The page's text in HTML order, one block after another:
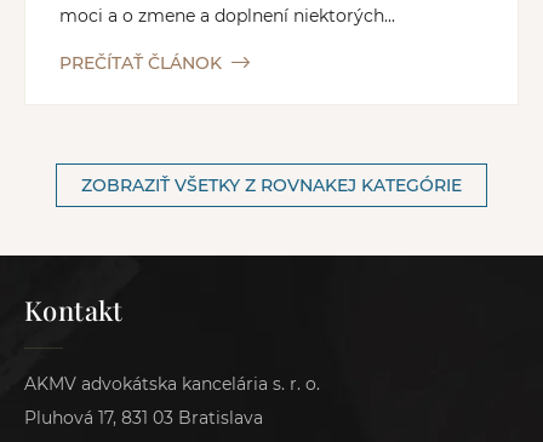
moci a o zmene a doplnení niektorých...
PREČÍTAŤ ČLÁNOK
ZOBRAZIŤ VŠETKY Z ROVNAKEJ KATEGÓRIE
Kontakt
AKMV advokátska kancelária s. r. o.
Pluhová 17, 831 03 Bratislava